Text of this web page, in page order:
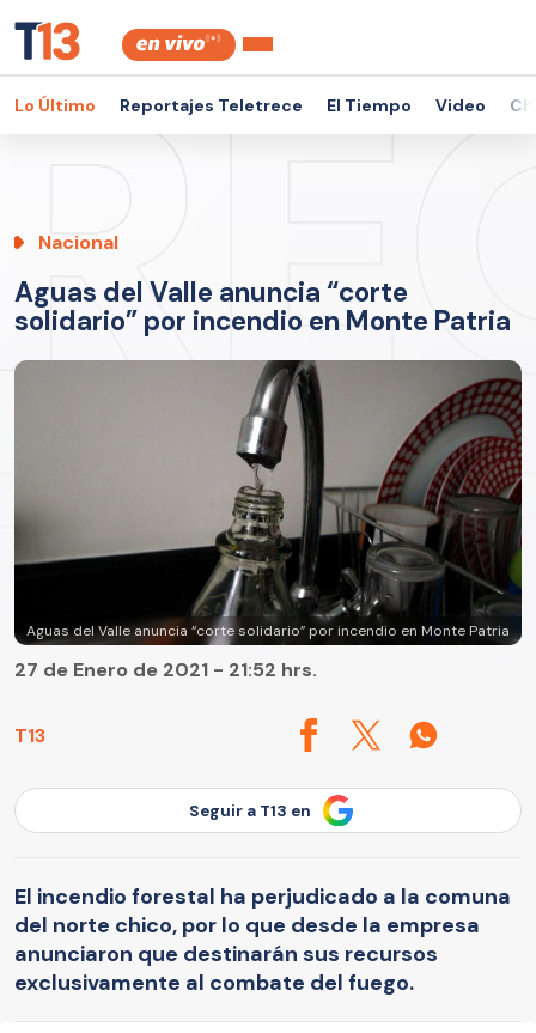
Lo Último Reportajes Teletrece El Tiempo Video
Nacional
Aguas del Valle anuncia “corte
solidario” por incendio en Monte Patria
Aguas del Valle anuncia “corte solidario” por incendio en Monte Patria
T13
27 de Enero de 2021 - 21:52 hrs.
Seguir a T13 en
El incendio forestal ha perjudicado a la comuna
del norte chico, por lo que desde la empresa
anunciaron que destinarán sus recursos
exclusivamente al combate del fuego.